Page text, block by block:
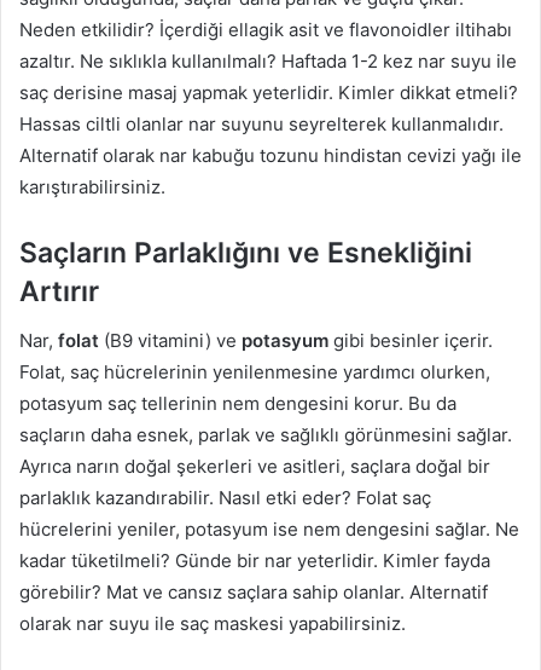
Neden etkilidir? İçerdiği ellagik asit ve flavonoidler iltihabı
azaltır. Ne sıklıkla kullanılmalı? Haftada 1-2 kez nar suyu ile
saç derisine masaj yapmak yeterlidir. Kimler dikkat etmeli?
Hassas ciltli olanlar nar suyunu seyrelterek kullanmalıdır.
Alternatif olarak nar kabuğu tozunu hindistan cevizi yağı ile
karıştırabilirsiniz.
Saçların Parlaklığını ve Esnekliğini
Artırır
Nar, folat (B9 vitamini) ve potasyum gibi besinler içerir.
Folat, saç hücrelerinin yenilenmesine yardımcı olurken,
potasyum saç tellerinin nem dengesini korur. Bu da
saçların daha esnek, parlak ve sağlıklı görünmesini sağlar.
Ayrıca narın doğal şekerleri ve asitleri, saçlara doğal bir
parlaklık kazandırabilir. Nasıl etki eder? Folat saç
hücrelerini yeniler, potasyum ise nem dengesini sağlar. Ne
kadar tüketilmeli? Günde bir nar yeterlidir. Kimler fayda
görebilir? Mat ve cansız saçlara sahip olanlar. Alternatif
olarak nar suyu ile saç maskesi yapabilirsiniz.